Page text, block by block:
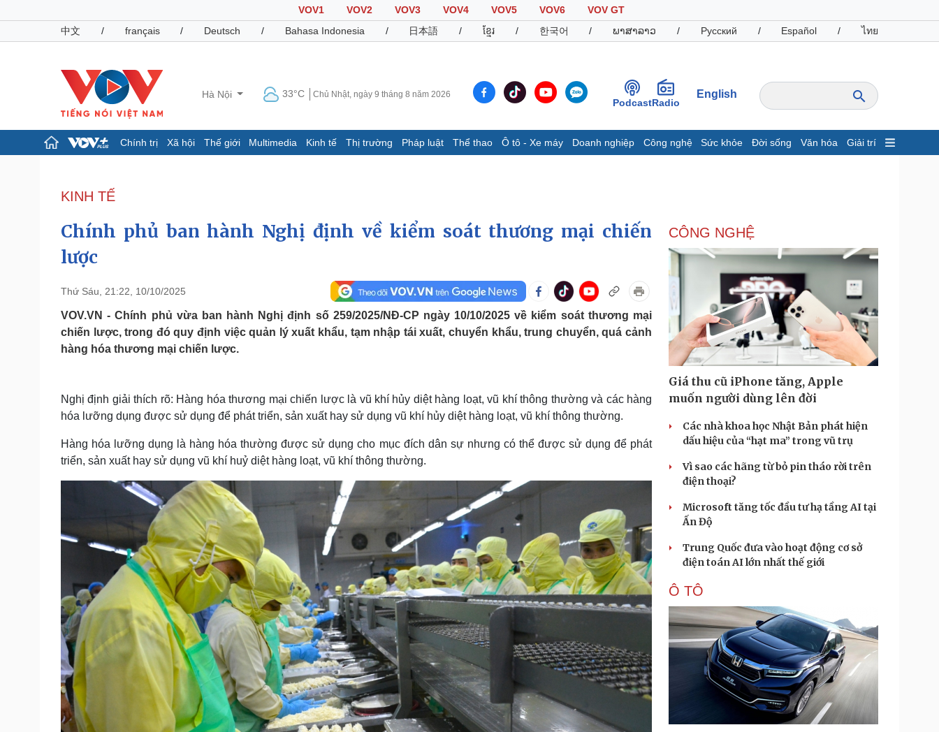
VOV1 VOV2 VOV3 VOV4 VOV5 VOV6
VOV GT
中文
/ français / Deutsch / Bahasa Indonesia / 日本語 / ខ្មែរ / 한국어 / ພາສາລາວ / Русский / Español / ไทย
Hà Nội 33°C Chủ Nhật, ngày 9 tháng 8 năm 2026
PodcastRadio
English
Chính trị Xã hội Thế giới Multimedia Kinh tế Thị trường Pháp luật Thể thao Ô tô - Xe máy Doanh nghiệp Công nghệ Sức khỏe Đời sống Văn hóa Giải trí
Đảng
Tổ chức nhân sự
Nhận diện sự thật
Dấu ấn VOV
Infographic
Giá cà phê
Pháp luật
Tin nóng
Tư vấn luật
Việt Nam
Phân tích
Thể thao
Lịch thi đấu bóng đá
Thế giới thể thao
Ô tô - Xe máy
Xe máy
Tư vấn
Doanh nghiệp
Thông tin doanh nghiệp
Doanh nghiệp 24h
Doanh nhân
Vì cộng đồng
Công nghệ
Sành điệu
Tin Công nghệ
Trải nghiệm
Chuyển đổi số
Dinh dưỡng - món ngon
Cây thuốc
Sản phụ khoa
Nhi khoa
Nam khoa
Làm đẹp - giảm cân
Phòng mạch online
Blog
Tình yêu - Gia đình
Sân khấu - Điện ảnh
Văn học
Di sản
Nghệ sĩ
Thời trang
Sao Việt
Tư vấn
Săn Tour
check-in
Podcast
Câu chuyện thời sự
Đọc truyện đêm khuya
Cửa sổ tình yêu
Hạt giống tâm hồn
Cải chính
KINH TẾ
Chính phủ ban hành Nghị định về kiểm soát thương mại chiến
lược
Thứ Sáu, 21:22, 10/10/2025
VOV.VN - Chính phủ vừa ban hành Nghị định số 259/2025/NĐ-CP ngày 10/10/2025 về kiểm soát thương mại
chiến lược, trong đó quy định việc quản lý xuất khẩu, tạm nhập tái xuất, chuyển khẩu, trung chuyển, quá cảnh
hàng hóa thương mại chiến lược.
Nghị định giải thích rõ: Hàng hóa thương mại chiến lược là vũ khí hủy diệt hàng loạt, vũ khí thông thường và các hàng
hóa lưỡng dụng được sử dụng để phát triển, sản xuất hay sử dụng vũ khí hủy diệt hàng loạt, vũ khí thông thường.
Hàng hóa lưỡng dụng là hàng hóa thường được sử dụng cho mục đích dân sự nhưng có thể được sử dụng để phát
triển, sản xuất hay sử dụng vũ khí huỷ diệt hàng loạt, vũ khí thông thường.
CÔNG NGHỆ
Giá thu cũ iPhone tăng, Apple
muốn người dùng lên đời
Các nhà khoa học Nhật Bản phát hiện
dấu hiệu của “hạt ma” trong vũ trụ
Vì sao các hãng từ bỏ pin tháo rời trên
điện thoại?
Microsoft tăng tốc đầu tư hạ tầng AI tại
Ấn Độ
Trung Quốc đưa vào hoạt động cơ sở
điện toán AI lớn nhất thế giới
Ô TÔ